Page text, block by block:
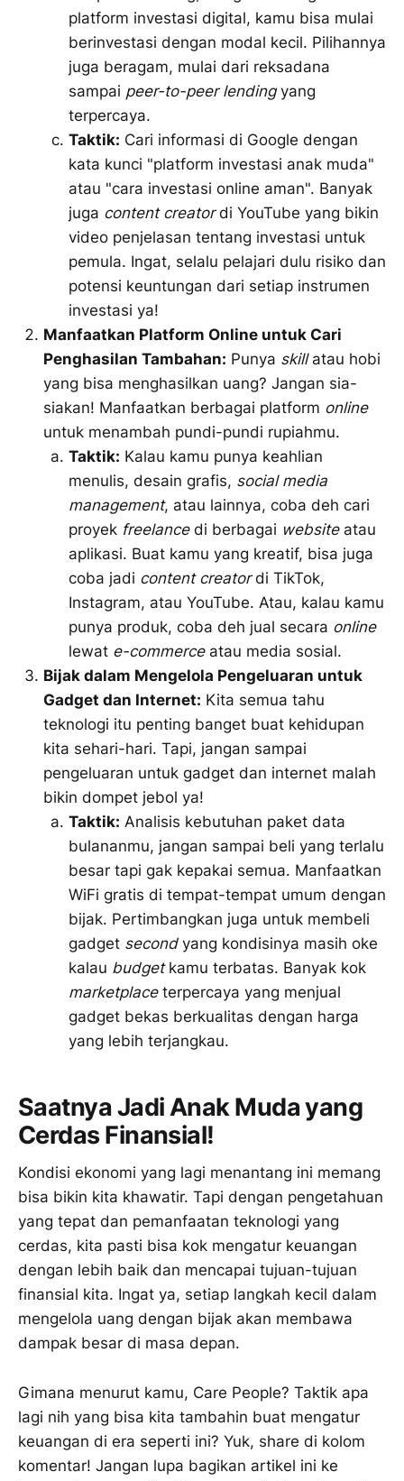
platform investasi digital, kamu bisa mulai
berinvestasi dengan modal kecil. Pilihannya
juga beragam, mulai dari reksadana
sampai peer-to-peer lendingyang
terpercaya.
Taktik: Cari informasi di Google dengan
kata kunci "platform investasi anak muda"
atau "cara investasi online aman". Banyak
juga content creatordi YouTube yang bikin
video penjelasan tentang investasi untuk
pemula. Ingat, selalu pelajari dulu risiko dan
potensi keuntungan dari setiap instrumen
investasi ya!
Manfaatkan Platform Online untuk Cari
Penghasilan Tambahan: Punya skillatau hobi
yang bisa menghasilkan uang? Jangan sia-
siakan! Manfaatkan berbagai platform online
untuk menambah pundi-pundi rupiahmu.
Taktik: Kalau kamu punya keahlian
menulis, desain grafis, social media
management, atau lainnya, coba deh cari
proyek freelancedi berbagai websiteatau
aplikasi. Buat kamu yang kreatif, bisa juga
coba jadi content creatordi TikTok,
Instagram, atau YouTube. Atau, kalau kamu
punya produk, coba deh jual secara online
lewat e-commerceatau media sosial.
Bijak dalam Mengelola Pengeluaran untuk
Gadget dan Internet: Kita semua tahu
teknologi itu penting banget buat kehidupan
kita sehari-hari. Tapi, jangan sampai
pengeluaran untuk gadget dan internet malah
bikin dompet jebol ya!
Taktik: Analisis kebutuhan paket data
bulananmu, jangan sampai beli yang terlalu
besar tapi gak kepakai semua. Manfaatkan
WiFi gratis di tempat-tempat umum dengan
bijak. Pertimbangkan juga untuk membeli
gadget secondyang kondisinya masih oke
kalau budgetkamu terbatas. Banyak kok
marketplaceterpercaya yang menjual
gadget bekas berkualitas dengan harga
yang lebih terjangkau.
Saatnya Jadi Anak Muda yang
Cerdas Finansial!
Kondisi ekonomi yang lagi menantang ini memang
bisa bikin kita khawatir. Tapi dengan pengetahuan
yang tepat dan pemanfaatan teknologi yang
cerdas, kita pasti bisa kok mengatur keuangan
dengan lebih baik dan mencapai tujuan-tujuan
finansial kita. Ingat ya, setiap langkah kecil dalam
mengelola uang dengan bijak akan membawa
dampak besar di masa depan.
Gimana menurut kamu, Care People? Taktik apa
lagi nih yang bisa kita tambahin buat mengatur
keuangan di era seperti ini? Yuk, share di kolom
komentar! Jangan lupa bagikan artikel ini ke